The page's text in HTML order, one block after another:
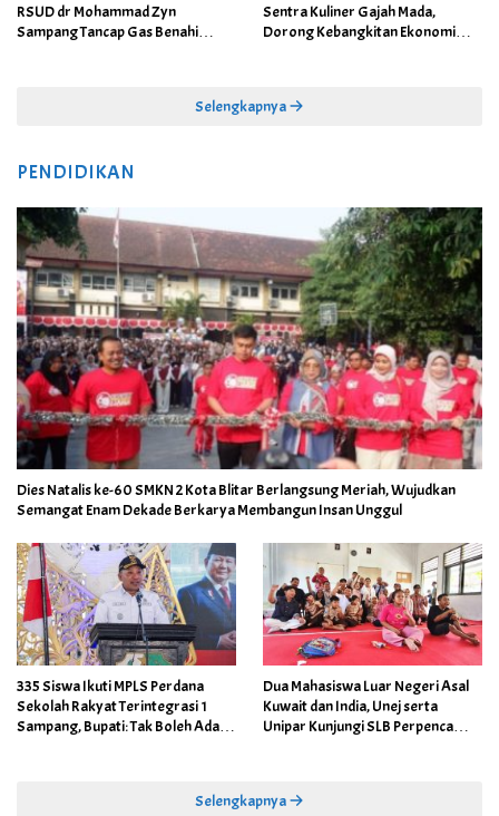
RSUD dr Mohammad Zyn
Sampang Tancap Gas Benahi
Sentra Kuliner Gajah Mada,
Dorong Kebangkitan Ekonomi
Selengkapnya
PENDIDIKAN
Dies Natalis ke-60 SMKN 2 Kota Blitar Berlangsung Meriah, Wujudkan
Semangat Enam Dekade Berkarya Membangun Insan Unggul
335 Siswa Ikuti MPLS Perdana
Sekolah Rakyat Terintegrasi 1
Sampang, Bupati: Tak Boleh Ada
Dua Mahasiswa Luar Negeri Asal
Kuwait dan India, Unej serta
Unipar Kunjungi SLB Perpenca
Selengkapnya